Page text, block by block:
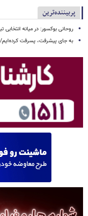
پربیننده‌ترین
روحانی بوکسور: در میانه
به جای پیشرفت، پسرفت